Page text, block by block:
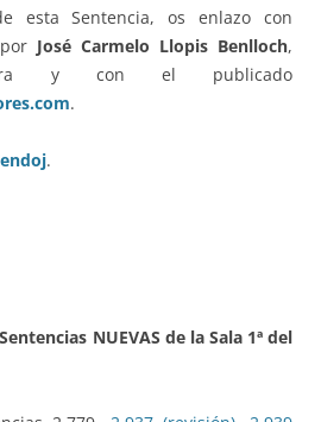
esta Sentencia, os enlazo con
por José Carmelo Llopis Benlloch,
y con el publicado
.
.
Sentencias NUEVAS de la Sala 1ª del